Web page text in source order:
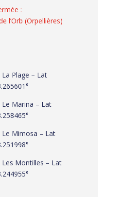
:
l’Orb (Orpellières)
Plage – Lat
Marina – Lat
Le Mimosa – Lat
Montilles – Lat